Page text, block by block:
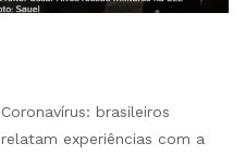
Coronavírus: brasileiros
relatam experiências com a